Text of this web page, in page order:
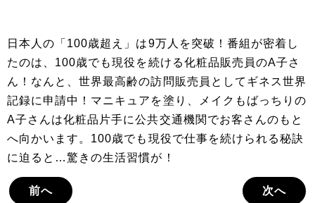
日本人の「100歳超え」は9万人を突破！番組が密着し
たのは、100歳でも現役を続ける化粧品販売員のA子さ
ん！なんと、世界最高齢の訪問販売員としてギネス世界
記録に申請中！マニキュアを塗り、メイクもばっちりの
A子さんは化粧品片手に公共交通機関でお客さんのもと
へ向かいます。100歳でも現役で仕事を続けられる秘訣
に迫ると…驚きの生活習慣が！
前へ 次へ